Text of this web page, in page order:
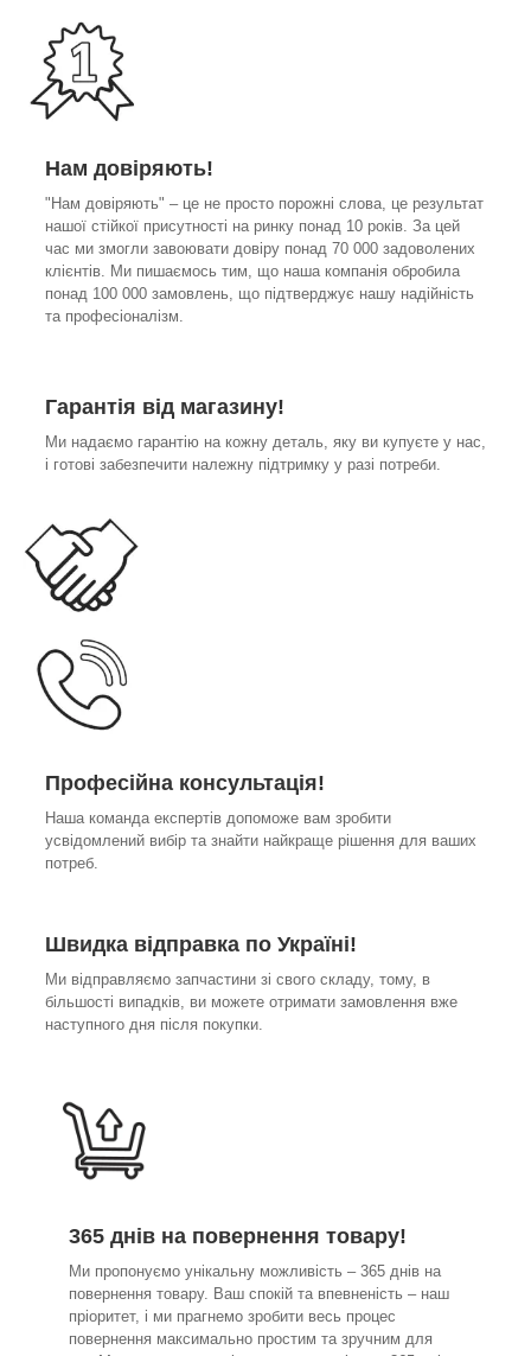
Нам довіряють!
"Нам довіряють" – це не просто порожні слова, це результат
нашої стійкої присутності на ринку понад 10 років. За цей
час ми змогли завоювати довіру понад 70 000 задоволених
клієнтів. Ми пишаємось тим, що наша компанія обробила
понад 100 000 замовлень, що підтверджує нашу надійність
та професіоналізм.
Гарантія від магазину!
Ми надаємо гарантію на кожну деталь, яку ви купуєте у нас,
і готові забезпечити належну підтримку у разі потреби.
Професійна консультація!
Наша команда експертів допоможе вам зробити
усвідомлений вибір та знайти найкраще рішення для ваших
потреб.
Швидка відправка по Україні!
Ми відправляємо запчастини зі свого складу, тому, в
більшості випадків, ви можете отримати замовлення вже
наступного дня після покупки.
365 днів на повернення товару!
Ми пропонуємо унікальну можливість – 365 днів на
повернення товару. Ваш спокій та впевненість – наш
пріоритет, і ми прагнемо зробити весь процес
повернення максимально простим та зручним для